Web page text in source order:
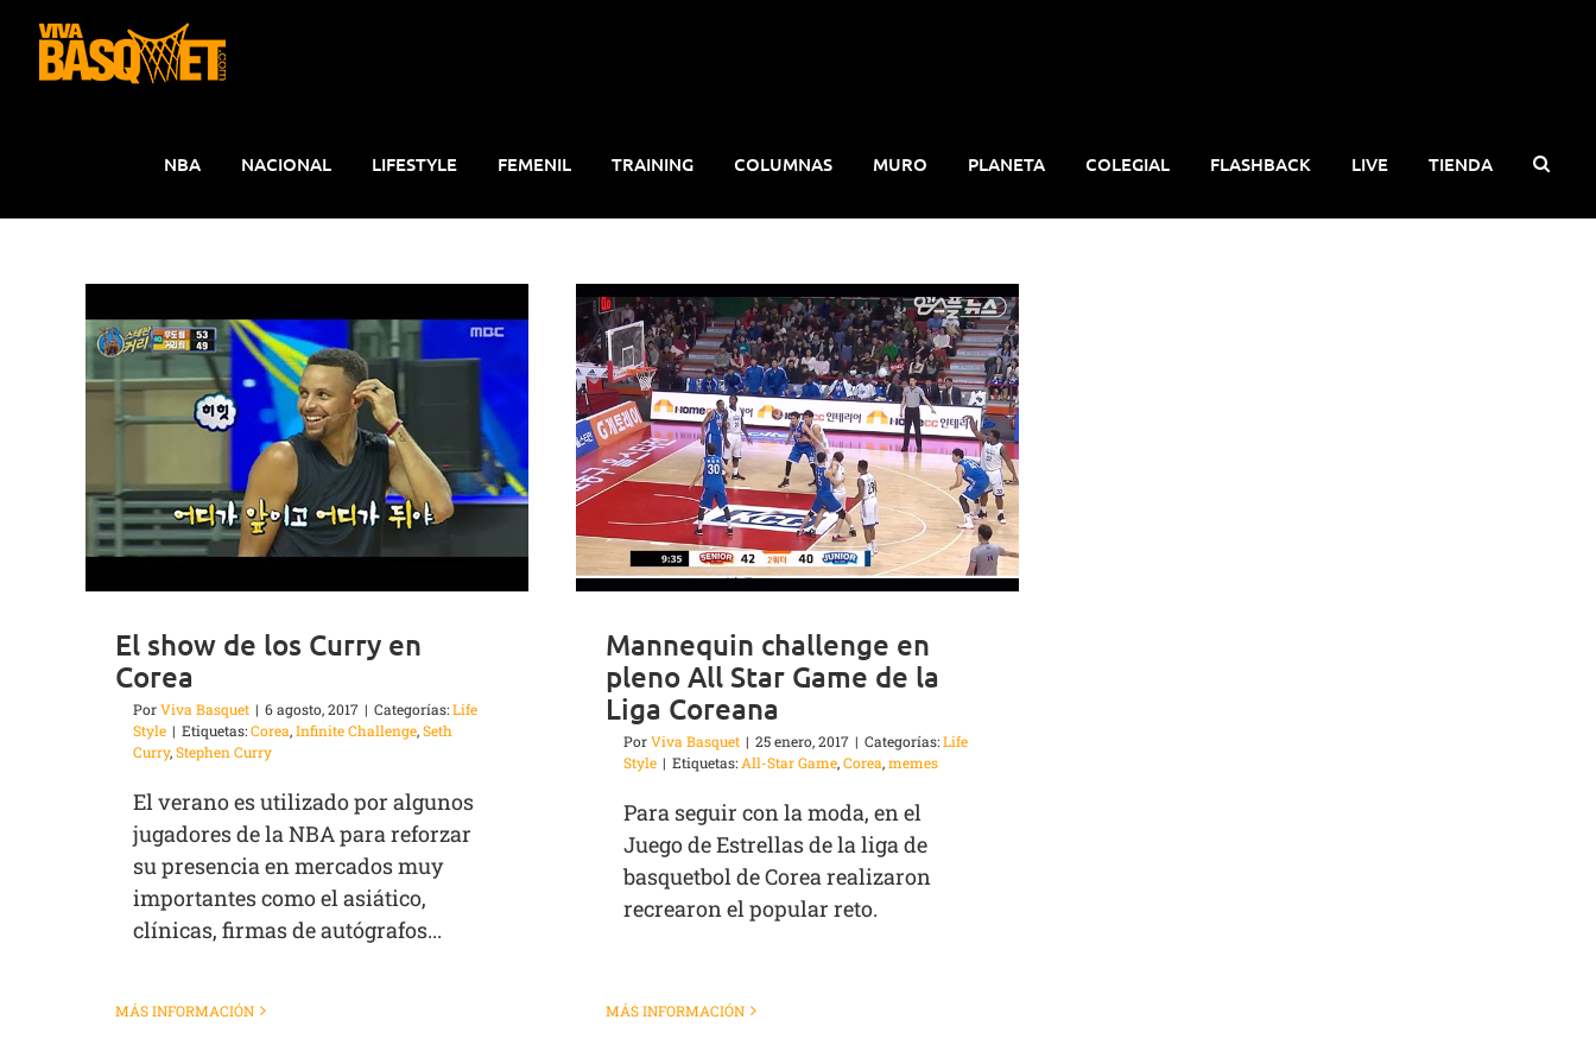
contenido
NBA NACIONAL LIFESTYLE FEMENIL TRAINING COLUMNAS MURO PLANETA COLEGIAL FLASHBACK LIVE TIENDA
El show de los Curry en
Corea
PorViva Basquet | 6 agosto, 2017 | Categorías:Life
Style | Etiquetas:Corea,Infinite Challenge,Seth
Curry,Stephen Curry
El verano es utilizado por algunos
jugadores de la NBA para reforzar
su presencia en mercados muy
importantes como el asiático,
clínicas, firmas de autógrafos...
MÁS INFORMACIÓN
Mannequin challenge en
pleno All Star Game de la
Liga Coreana
PorViva Basquet | 25 enero, 2017 | Categorías:Life
Style | Etiquetas:All-Star Game,Corea,memes
Para seguir con la moda, en el
Juego de Estrellas de la liga de
basquetbol de Corea realizaron
recrearon el popular reto.
MÁS INFORMACIÓN